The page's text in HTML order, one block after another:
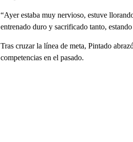
“Ayer estaba muy nervioso, estuve
entrenado duro y sacrificado tanto,
Tras cruzar la línea de meta, Pintado
competencias en el pasado.